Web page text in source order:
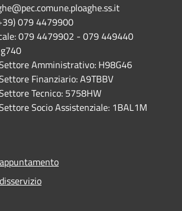
079 4479900
079 4479902 - 079 449440
Amministrativo: H98G46
Finanziario: A9TBBV
Tecnico: 5758HW
Socio Assistenziale: 1BAL1M